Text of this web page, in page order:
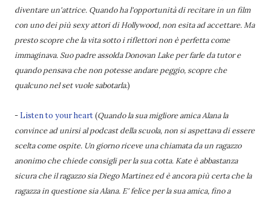
diventare un'attrice. Quando ha l'opportunità di recitare in un film
con uno dei più sexy attori di Hollywood, non esita ad accettare. Ma
presto scopre che la vita sotto i riflettori non è perfetta come
immaginava. Suo padre assolda Donovan Lake per farle da tutor e
quando pensava che non potesse andare peggio, scopre che
qualcuno nel set vuole sabotarla.)
- Listen to your heart(Quando la sua migliore amica Alana la
convince ad unirsi al podcast della scuola, non si aspettava di essere
scelta come ospite. Un giorno riceve una chiamata da un ragazzo
anonimo che chiede consigli per la sua cotta. Kate è abbastanza
sicura che il ragazzo sia Diego Martinez ed è ancora più certa che la
ragazza in questione sia Alana. E' felice per la sua amica, fino a